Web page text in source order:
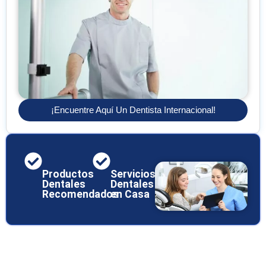
¡Encuentre Aquí Un Dentista Internacional!
Productos
Dentales
Recomendados
Servicios
Dentales
en Casa